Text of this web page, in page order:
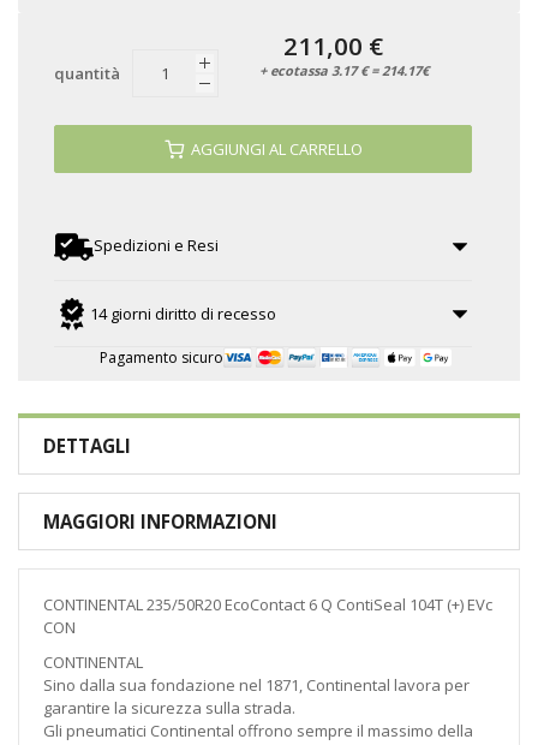
quantità
AGGIUNGI AL CARRELLO
Spedizioni e Resi
14 giorni diritto di recesso
Pagamento sicuro
211,00 €
+ ecotassa 3.17 € = 214.17€
DETTAGLI
MAGGIORI INFORMAZIONI
CONTINENTAL 235/50R20 EcoContact 6 Q ContiSeal 104T (+) EVc
CON
CONTINENTAL
Sino dalla sua fondazione nel 1871, Continental lavora per
garantire la sicurezza sulla strada.
Gli pneumatici Continental offrono sempre il massimo della